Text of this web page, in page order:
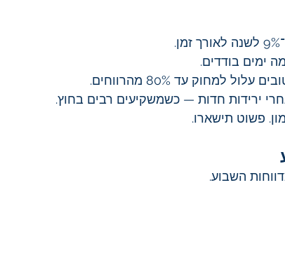
ימים בודדים.
ירידות חדות — כשמשקיעים רבים בחוץ.
פשוט תישארו.
השבוע.